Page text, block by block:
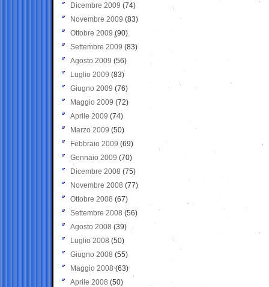
Dicembre 2009 (74)
Novembre 2009 (83)
Ottobre 2009 (90)
Settembre 2009 (83)
Agosto 2009 (56)
Luglio 2009 (83)
Giugno 2009 (76)
Maggio 2009 (72)
Aprile 2009 (74)
Marzo 2009 (50)
Febbraio 2009 (69)
Gennaio 2009 (70)
Dicembre 2008 (75)
Novembre 2008 (77)
Ottobre 2008 (67)
Settembre 2008 (56)
Agosto 2008 (39)
Luglio 2008 (50)
Giugno 2008 (55)
Maggio 2008(63)
Aprile 2008 (50)